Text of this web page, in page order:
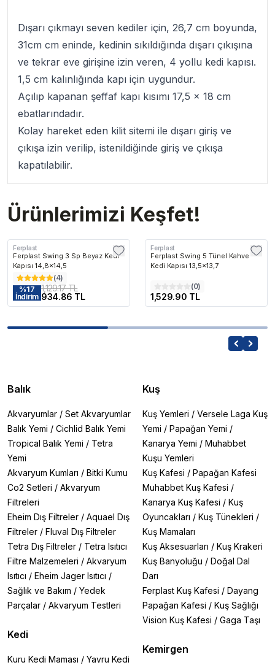
Dışarı çıkmayı seven kediler için, 26,7 cm boyunda,
31cm cm eninde, kedinin sıkıldığında dışarı çıkışına
ve tekrar eve girişine izin veren, 4 yollu kedi kapısı.
1,5 cm kalınlığında kapı için uygundur.
Açılıp kapanan şeffaf kapı kısımı 17,5 x 18 cm
ebatlarındadır.
Kolay hareket eden kilit sitemi ile dışarı giriş ve
çıkışa izin verilip, istenildiğinde giriş ve çıkışa
kapatılabilir.
Ürünlerimizi Keşfet!
Ferplast
Ferplast Swing 3 Sp Beyaz Kedi
Kapısı 14,8x14,5
(4)
%17
İndirim
1,129.17 TL
934.86 TL
Ferplast
Ferplast Swing 5 Tünel Kahve
Kedi Kapısı 13,5x13,7
(0)
1,529.90 TL
Balık
Akvaryumlar / Set Akvaryumlar
Balık Yemi / Cichlid Balık Yemi
Tropical Balık Yemi / Tetra
Yemi
Akvaryum Kumları / Bitki Kumu
Co2 Setleri / Akvaryum
Filtreleri
Eheim Dış Filtreler / Aquael Dış
Filtreler / Fluval Dış Filtreler
Tetra Dış Filtreler / Tetra Isıtıcı
Filtre Malzemeleri / Akvaryum
Isıtıcı / Eheim Jager Isıtıcı /
Sağlık ve Bakım / Yedek
Parçalar / Akvaryum Testleri
Kedi
Kuru Kedi Maması / Yavru Kedi
Kuş
Kuş Yemleri / Versele Laga Kuş
Yemi / Papağan Yemi /
Kanarya Yemi / Muhabbet
Kuşu Yemleri
Kuş Kafesi / Papağan Kafesi
Muhabbet Kuş Kafesi /
Kanarya Kuş Kafesi / Kuş
Oyuncakları / Kuş Tünekleri /
Kuş Mamaları
Kuş Aksesuarları / Kuş Krakeri
Kuş Banyoluğu / Doğal Dal
Darı
Ferplast Kuş Kafesi / Dayang
Papağan Kafesi / Kuş Sağlığı
Vision Kuş Kafesi / Gaga Taşı
Kemirgen